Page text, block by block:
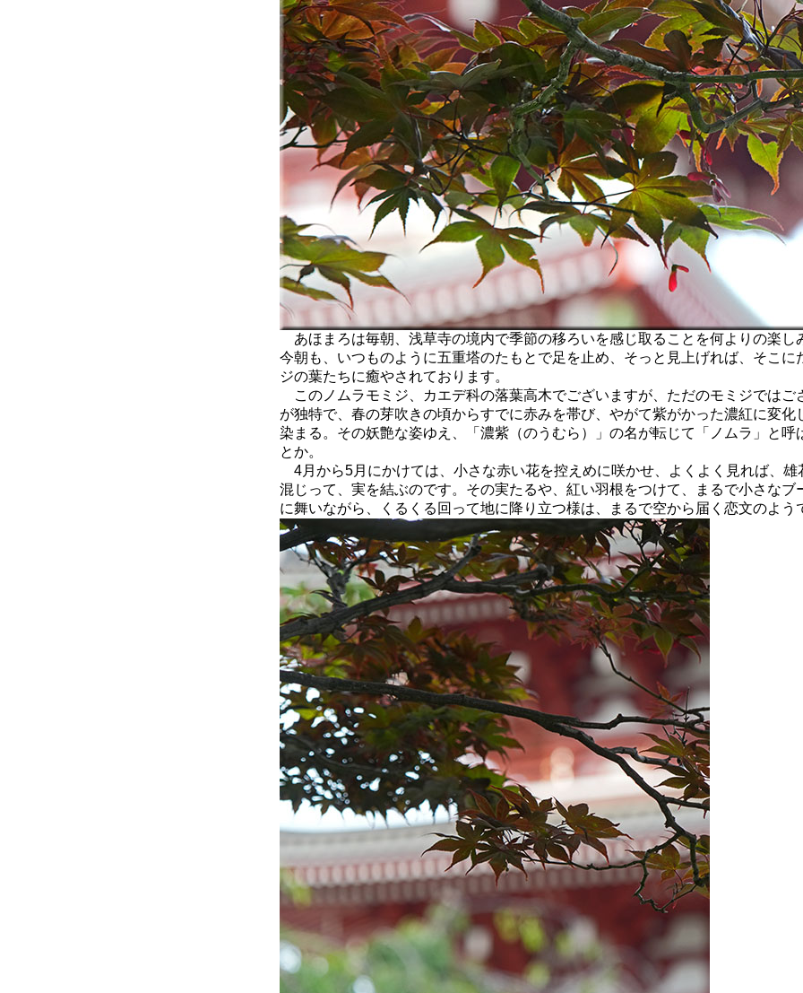
あほまろは毎朝、浅草寺の境内で季節の移ろいを感じ取ることを何よりの楽し
今朝も、いつものように五重塔のたもとで足を止め、そっと見上げれば、そこに
ジの葉たちに癒やされております。
このノムラモミジ、カエデ科の落葉高木でございますが、ただのモミジではご
が独特で、春の芽吹きの頃からすでに赤みを帯び、やがて紫がかった濃紅に変化
染まる。その妖艶な姿ゆえ、「濃紫（のうむら）」の名が転じて「ノムラ」と呼
とか。
4月から5月にかけては、小さな赤い花を控えめに咲かせ、よくよく見れば、雄
混じって、実を結ぶのです。その実たるや、紅い羽根をつけて、まるで小さなブ
に舞いながら、くるくる回って地に降り立つ様は、まるで空から届く恋文のよう